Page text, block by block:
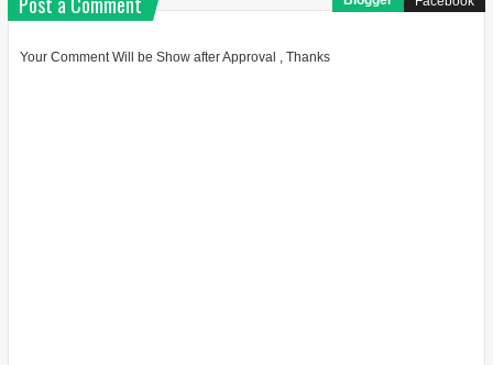
Your Comment Will be Show after Approval , Thanks